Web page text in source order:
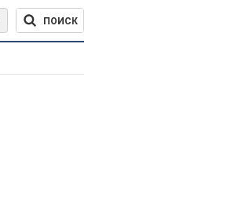
ПОИСК